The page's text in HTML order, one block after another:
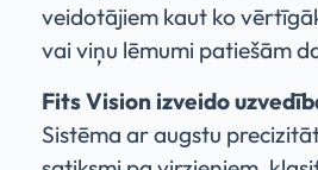
veidotājiem kaut ko
vai viņu lēmumi patiešām
Fits Vision izveido
Sistēma ar augstu